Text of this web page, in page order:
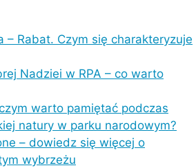
– Rabat. Czym się charakteryzuje
Nadziei w RPA – co warto
warto pamiętać podczas
natury w parku narodowym?
– dowiedz się więcej o
wybrzeżu